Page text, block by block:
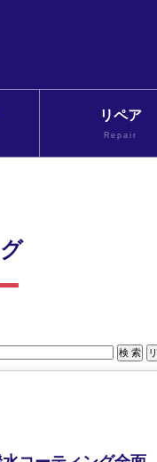
リペア
Repair